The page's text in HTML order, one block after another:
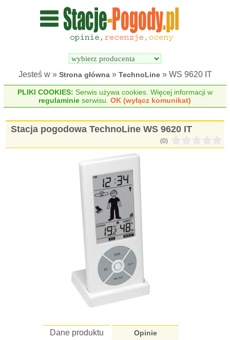
Wyszukiwarka
pogodowych
Jesteś w » Strona główna» TechnoLine» WS 9620 IT
PLIKI COOKIES: Serwis używa cookies. Więcej informacji w
regulaminie serwisu.OK (wyłącz komunikat)
Stacja pogodowa TechnoLine WS 9620 IT
(0)
Dane produktu Opinie